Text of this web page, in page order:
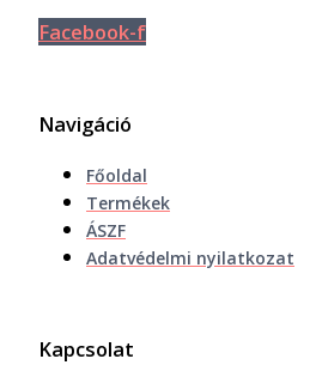
Facebook-f
Navigáció
Főoldal
Termékek
ÁSZF
Adatvédelmi nyilatkozat
Kapcsolat